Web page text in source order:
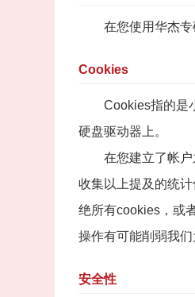
在您使用华杰专硕
Cookies
Cookies指的是小
硬盘驱动器上。
在您建立了帐户之
收集以上提及的统
绝所有cookies，或
操作有可能削弱我
安全性